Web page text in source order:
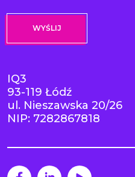
IQ3
93-119 Łódź
ul. Nieszawska 20/26
NIP: 7282867818